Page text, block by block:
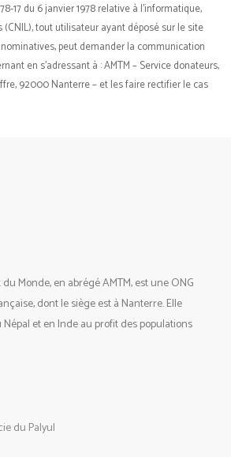
17 du 6 janvier 1978 relative à l’informatique,
tout utilisateur ayant déposé sur le site
peut demander la communication
en s’adressant à : AMTM – Service donateurs,
92000 Nanterre – et les faire rectifier le cas
Monde, en abrégé AMTM, est une ONG
dont le siège est à Nanterre. Elle
et en Inde au profit des populations
du Palyul